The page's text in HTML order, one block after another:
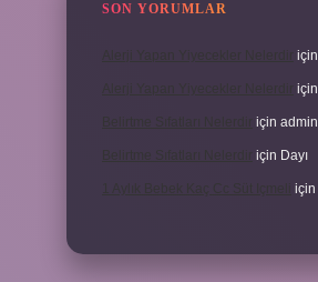
SON YORUMLAR
için
Alerji Yapan Yiyecekler Nelerdir için
için admin
Belirtme Sıfatları Nelerdir için Dayı
1 Aylık Bebek Kaç Cc Süt Içmeli için